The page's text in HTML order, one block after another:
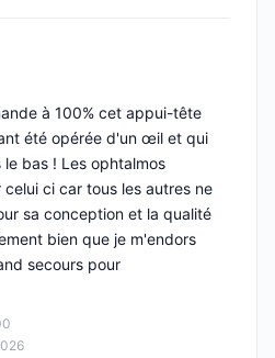
à 100% cet appui-tête
été opérée d'un œil et qui
bas ! Les ophtalmos
ci car tous les autres ne
sa conception et la qualité
bien que je m'endors
secours pour